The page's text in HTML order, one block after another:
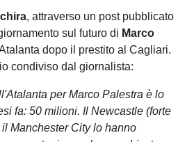
, attraverso un post pubblicato
sul futuro di Marco
dopo il prestito al Cagliari.
condiviso dal giornalista:
per Marco Palestra è lo
fa: 50 milioni. Il Newcastle (forte
Manchester City lo hanno